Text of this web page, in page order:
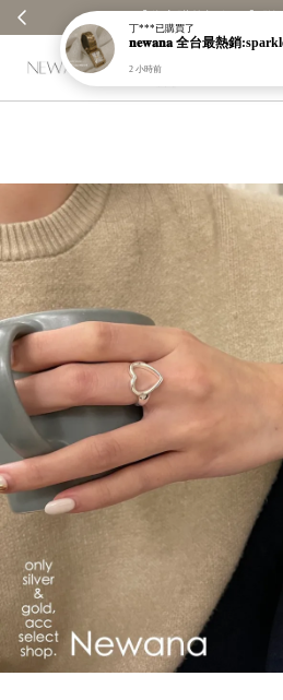
丁***已購買了
2 小時前